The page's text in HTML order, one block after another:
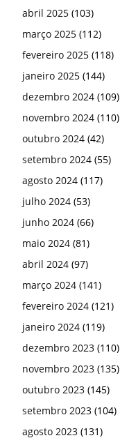
abril 2025 (103)
março 2025 (112)
fevereiro 2025 (118)
janeiro 2025 (144)
dezembro 2024 (109)
novembro 2024 (110)
outubro 2024 (42)
setembro 2024 (55)
agosto 2024 (117)
julho 2024 (53)
junho 2024 (66)
maio 2024 (81)
abril 2024 (97)
março 2024 (141)
fevereiro 2024 (121)
janeiro 2024 (119)
dezembro 2023 (110)
novembro 2023 (135)
outubro 2023 (145)
setembro 2023 (104)
agosto 2023 (131)